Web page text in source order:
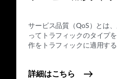
サービス品質（QoS）とは
ってトラフィックのタイプ
作をトラフィックに適用す
詳細はこちら